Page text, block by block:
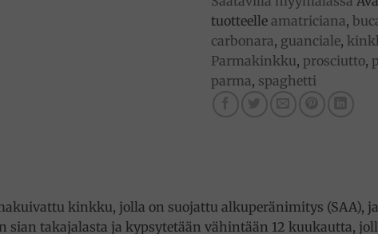
tuotteelle amatriciana,
carbonara, guanciale,
Parmakinkku, prosciutto,
parma, spaghetti
kinkku, jolla on suojattu alkuperänimitys (SAA),
sian takajalasta ja kypsytetään vähintään 12 kuukautta,